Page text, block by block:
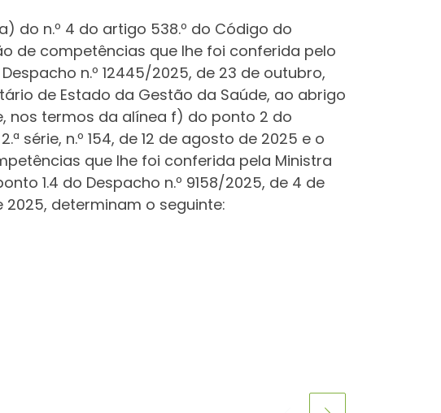
do n.º 4 do artigo 538.º do Código do
de competências que lhe foi conferida pelo
n.º 12445/2025, de 23 de outubro,
de Estado da Gestão da Saúde, ao abrigo
nos termos da alínea f) do ponto 2 do
série, n.º 154, de 12 de agosto de 2025 e o
que lhe foi conferida pela Ministra
1.4 do Despacho n.º 9158/2025, de 4 de
2025, determinam o seguinte: